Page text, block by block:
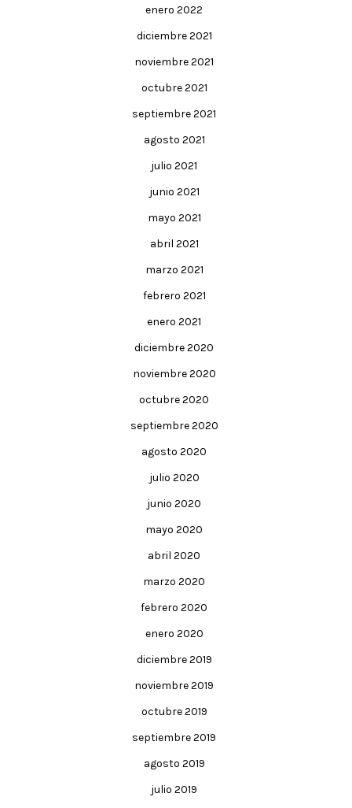
enero 2022
diciembre 2021
noviembre 2021
octubre 2021
septiembre 2021
agosto 2021
julio 2021
junio 2021
mayo 2021
abril 2021
marzo 2021
febrero 2021
enero 2021
diciembre 2020
noviembre 2020
octubre 2020
septiembre 2020
agosto 2020
julio 2020
junio 2020
mayo 2020
abril 2020
marzo 2020
febrero 2020
enero 2020
diciembre 2019
noviembre 2019
octubre 2019
septiembre 2019
agosto 2019
julio 2019